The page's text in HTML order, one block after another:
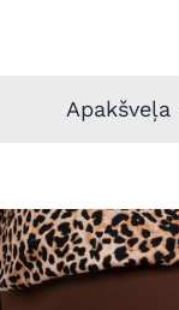
Apakšveļa